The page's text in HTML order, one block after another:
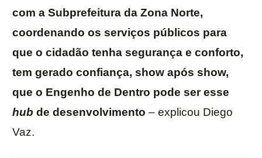
com a Subprefeitura da Zona Norte,
coordenando os serviços públicos para
que o cidadão tenha segurança e conforto,
tem gerado confiança, show após show,
que o Engenho de Dentro pode ser esse
hub de desenvolvimento – explicou Diego
Vaz.